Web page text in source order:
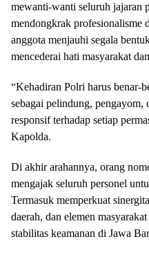
mewanti-wanti seluruh jajaran
mendongkrak profesionalisme
anggota menjauhi segala
mencederai hati masyarakat
​“Kehadiran Polri harus benar-
sebagai pelindung, pengayom,
responsif terhadap setiap
Kapolda.
​Di akhir arahannya, orang
mengajak seluruh personel
Termasuk memperkuat
daerah, dan elemen
stabilitas keamanan di Jawa